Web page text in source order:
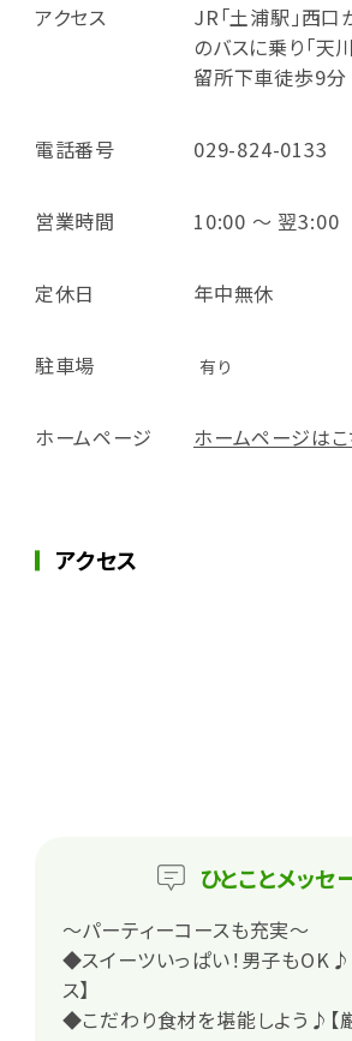
アクセス
JR「土浦駅」西
のバスに乗り「天
留所下車徒歩9分
電話番号 029-824-0133
営業時間 10:00 ～ 翌3:00
定休日 年中無休
駐車場 有り
ホームページ ホームページはこ
アクセス
ひとことメッセ
～パーティーコースも充実～
◆スイーツいっぱい！男子もOK♪
ス】
◆こだわり食材を堪能しよう♪【